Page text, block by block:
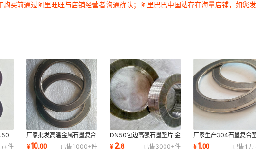
买前通过阿里旺旺与店铺经营者沟通确认；阿里巴巴中国站存在海量店铺，如您
棉
+件
厂家批发高温金属石墨复合
垫片 高强柔性法兰密封垫
增强石墨垫片
¥10.00 已售 1000+件
DN50包边高强石墨垫片 金
属石墨复合垫片 异形可选
柔性石墨复合垫
¥2.8 已售3000+件
厂家生产304石墨复合
金属石墨垫片 高温高强
片规格多种
¥1.00 已售 1万